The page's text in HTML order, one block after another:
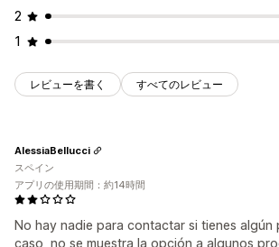
2
1
レビューを書く すべてのレビュー
No hay nadie para contactar si tienes algún
caso, no se muestra la opción a algunos
AlessiaBellucci
スペイン
アプリの使用期間：約14時間